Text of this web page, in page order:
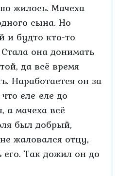
жилось. Мачеха
сына. Но
и будто кто-то
она донимать
да всё время
Наработается он за
еле-еле до
а мачеха всё
был добрый,
жаловался отцу,
его. Так дожил он до